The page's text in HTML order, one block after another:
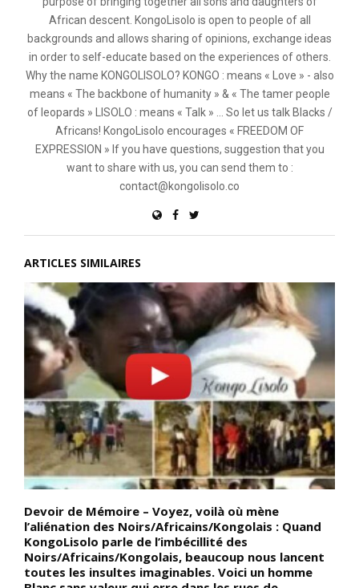
African descent. KongoLisolo is open to people of all
backgrounds and allows sharing of opinions, exchange ideas
in order to self-educate based on the experiences of others.
Why the name KONGOLISOLO? KONGO : means « Love » - also
means « The backbone of humanity » & « The tamer people
of leopards » LISOLO : means « Talk » ... So let us talk Blacks /
Africans! KongoLisolo encourages « FREEDOM OF
EXPRESSION » If you have questions, suggestion that you
want to share with us, you can send them to :
contact@kongolisolo.co
ARTICLES SIMILAIRES
Devoir de Mémoire – Voyez, voilà où mène
l’aliénation des Noirs/Africains/Kongolais : Quand
KongoLisolo parle de l’imbécillité des
Noirs/Africains/Kongolais, beaucoup nous lancent
toutes les insultes imaginables. Voici un homme